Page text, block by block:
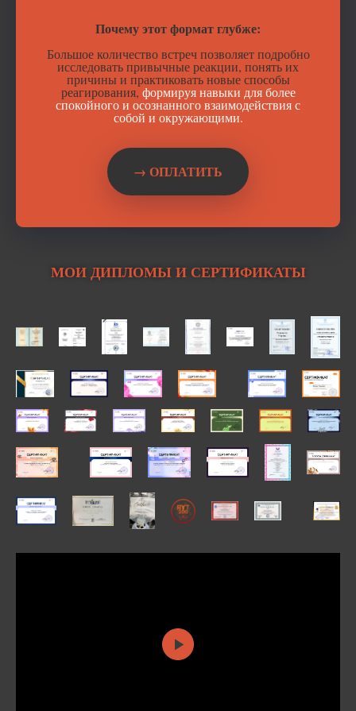
Почему этот формат глубже:
Большое количество встреч позволяет подробно
исследовать привычные реакции, понять их
причины и практиковать новые способы
реагирования,формируя навыки для более
спокойного и осознанного взаимодействия с
собой и окружающими.
→ ОПЛАТИТЬ
МОИ ДИПЛОМЫ И СЕРТИФИКАТЫ